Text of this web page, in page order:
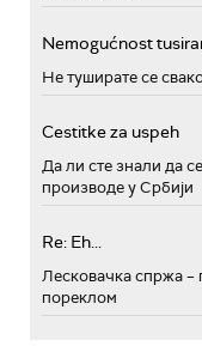
Nemogućnost
Не туширате се
Cestitke za uspeh
Да ли сте знали да
производе у Србији
Re: Eh...
Лесковачка спржа –
пореклом